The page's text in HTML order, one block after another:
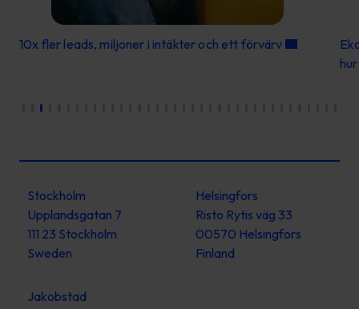
10x fler leads, miljoner i intäkter och ett förvärv
Stockholm
Upplandsgatan 7
111 23 Stockholm
Sweden
Helsingfors
Risto Rytis väg 33
00570 Helsingfors
Finland
Jakobstad